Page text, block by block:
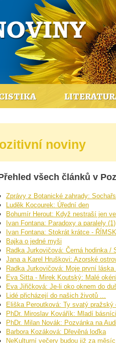
noviny
všech článků v
Zprávy z Botanické zahrady:
Luděk Kocourek: Úřední den
Bohumír Herout: Když nestraší jen
Ivan Fontana: Paradoxy a paralely (1)
Ivan Fontana: Stokrát krátce -
Bajka o jedné myši
Radka Jurkovičová: Černá hodinka /
Jana a Karel Hruškovi: Azorské
Radka Jurkovičová: Moje první
Eva Sitta - Mirek Koutský: Malé
Eva Jiřičková: Je-li oko oknem do
Lidé přicházejí do našich životů ...
Eliška Peroutková: Ty svatý pražský
PhDr. Miroslav Kovářík: Mladí
PhDr. Milan Novák: Pozvánka na
Barbora Kozáková: Dřevěná loďka
NeKulturní večery budou již za